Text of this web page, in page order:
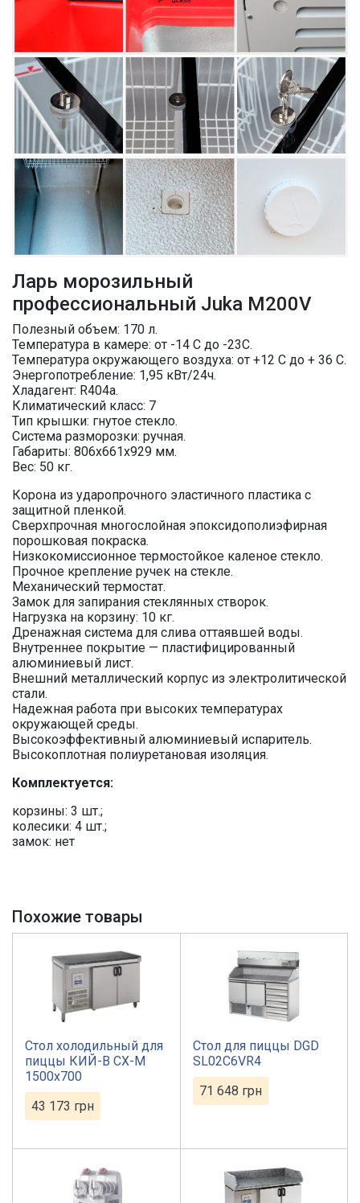
Ларь морозильный
профессиональный Juka M200V
Полезный объем: 170 л.
Температура в камере: от -14 С до -23С.
Температура окружающего воздуха: от +12 С до + 36 С.
Энергопотребление: 1,95 кВт/24ч.
Хладагент: R404a.
Климатический класс: 7
Тип крышки: гнутое стекло.
Система разморозки: ручная.
Габариты: 806х661х929 мм.
Вес: 50 кг.
Корона из ударопрочного эластичного пластика с
защитной пленкой.
Сверхпрочная многослойная эпоксидополиэфирная
порошковая покраска.
Низкокомиссионное термостойкое каленое стекло.
Прочное крепление ручек на стекле.
Механический термостат.
Замок для запирания стеклянных створок.
Нагрузка на корзину: 10 кг.
Дренажная система для слива оттаявшей воды.
Внутреннее покрытие — пластифицированный
алюминиевый лист.
Внешний металлический корпус из электролитической
стали.
Надежная работа при высоких температурах
окружающей среды.
Высокоэффективный алюминиевый испаритель.
Высокоплотная полиуретановая изоляция.
Комплектуется:
корзины: 3 шт.;
колесики: 4 шт.;
замок: нет
Похожие товары
Стол холодильный для
пиццы КИЙ-В СХ-М
1500х700
43 173 грн
Стол для пиццы DGD
SL02C6VR4
71 648 грн